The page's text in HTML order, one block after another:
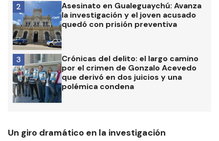
Asesinato en Gualeguaychú: Avanza
la investigación y el joven acusado
quedó con prisión preventiva
2
Crónicas del delito: el largo camino
por el crimen de Gonzalo Acevedo
que derivó en dos juicios y una
polémica condena
3
Un giro dramático en la investigación